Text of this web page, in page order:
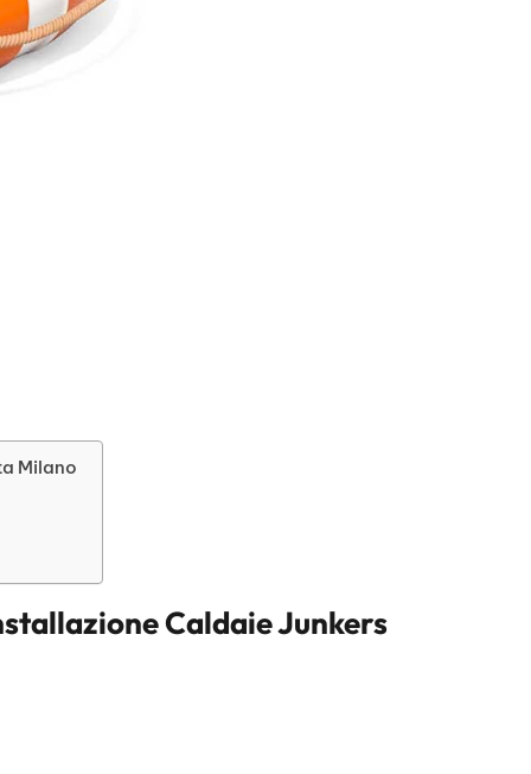
Milano
Caldaie Junkers